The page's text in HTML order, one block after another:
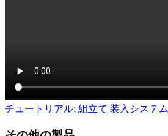
チュートリアル: 組立て 装入システム